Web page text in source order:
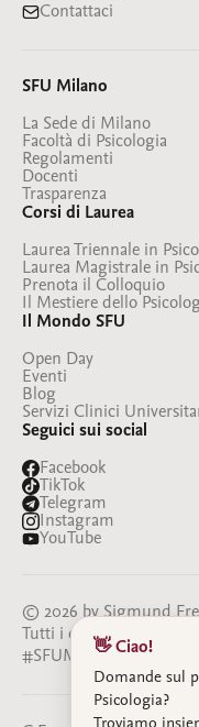
Contattaci
SFU Milano
La Sede di Milano
Facoltà di Psicologia
Regolamenti
Docenti
Trasparenza
Corsi di Laurea
Laurea Triennale in
Laurea Magistrale in
Prenota il Colloquio
Il Mestiere dello
Il Mondo SFU
Open Day
Eventi
Blog
Servizi Clinici
Seguici sui social
Facebook
TikTok
Telegram
Instagram
YouTube
© 2026 by Sigmund
Tutti i diritti riservati
#SFUMILANO#BESFU
👋 Ciao!
Domande sul
Psicologia?